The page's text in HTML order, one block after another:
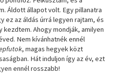
Áldott állapot volt. Egy pillanatra
ez az áldás úrrá legyen rajtam, és
kezdtem. Ahogy mondják, amilyen
Nem kívánhatnék ennél
, magas hegyek közt
Hát induljon így az év, ezt
ennél rosszabb!